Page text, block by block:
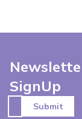
SignUp